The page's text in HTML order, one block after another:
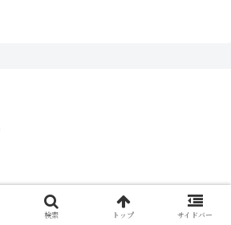
検索 トップ サイドバー